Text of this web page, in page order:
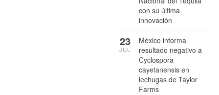
con su última
innovación
México informa
resultado negativo a
Cyclospora
cayetanensis en
lechugas de Taylor
Farms
23
JUL